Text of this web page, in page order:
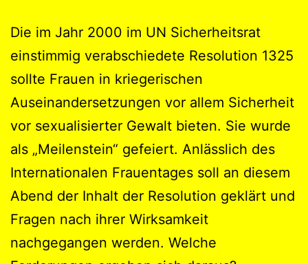
Die im Jahr 2000 im UN Sicherheitsrat
einstimmig verabschiedete Resolution 1325
sollte Frauen in kriegerischen
Auseinandersetzungen vor allem Sicherheit
vor sexualisierter Gewalt bieten. Sie wurde
als „Meilenstein“ gefeiert. Anlässlich des
Internationalen Frauentages soll an diesem
Abend der Inhalt der Resolution geklärt und
Fragen nach ihrer Wirksamkeit
nachgegangen werden. Welche